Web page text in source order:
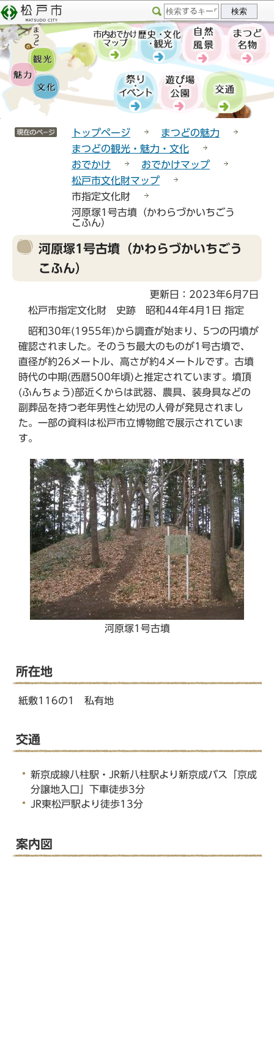
こ
の
ペ
ー
ジ
の
先
サ
イ
ト
メ
ニ
ュ
ー
このページの本文へ移動
サイトメニューここまで
トップページ
まつどの魅力
まつどの観光・魅力・文化
おでかけ
おでかけマップ
松戸市文化財マップ
市指定文化財
河原塚1号古墳（かわらづかいちごう
こふん）
本
文
河原塚1号古墳（かわらづかいちごう
こふん）
更新日：2023年6月7日
松戸市指定文化財 史跡 昭和44年4月1日 指定
昭和30年(1955年)から調査が始まり、5つの円墳が
確認されました。そのうち最大のものが1号古墳で、
直径が約26メートル、高さが約4メートルです。古墳
時代の中期(西暦500年頃)と推定されています。墳頂
(ふんちょう)部近くからは武器、農具、装身具などの
副葬品を持つ老年男性と幼児の人骨が発見されまし
た。一部の資料は松戸市立博物館で展示されていま
す。
河原塚1号古墳
所在地
紙敷116の1 私有地
交通
新京成線八柱駅・JR新八柱駅より新京成バス「京成
分譲地入口」下車徒歩3分
JR東松戸駅より徒歩13分
案内図